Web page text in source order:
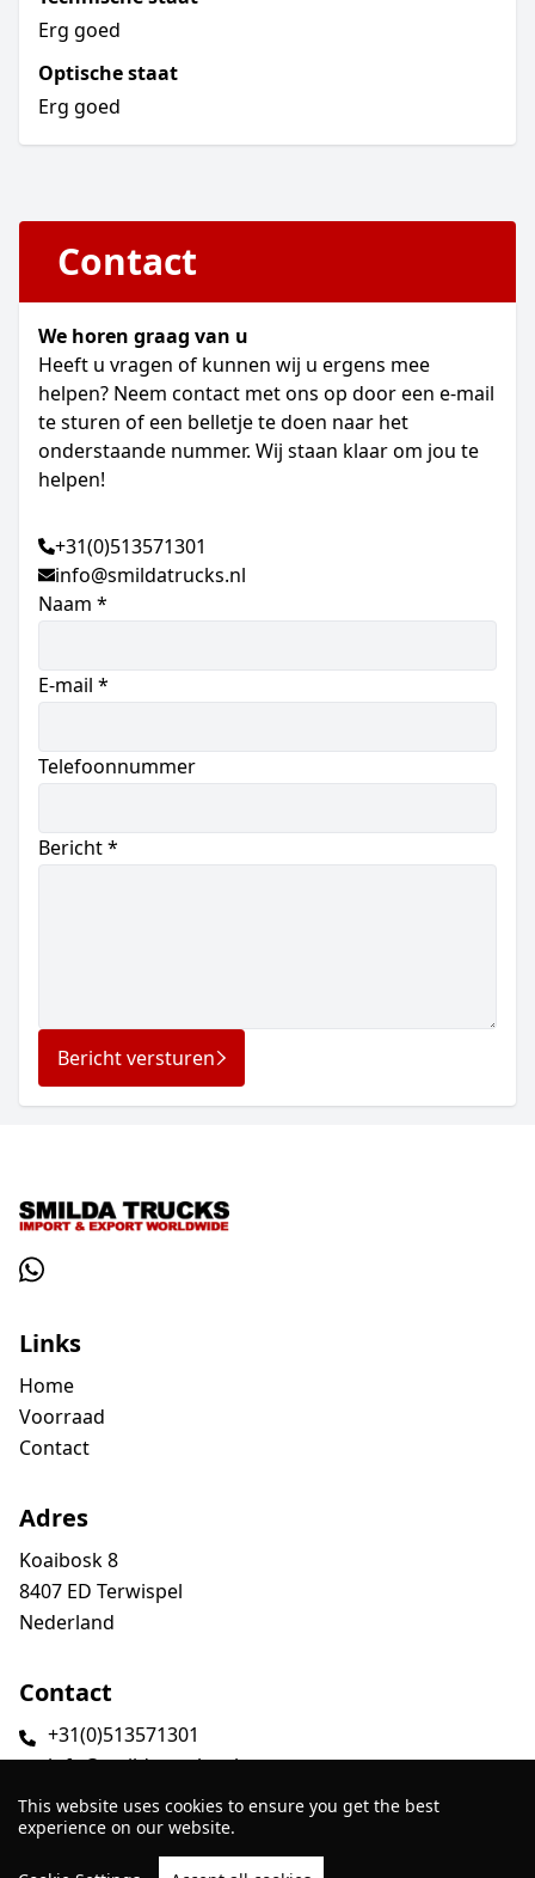
This website uses cookies to ensure you get the best
experience on our website.
Erg goed
Optische staat
Erg goed
Contact
We horen graag van u
Heeft u vragen of kunnen wij u ergens mee
helpen? Neem contact met ons op door een e-mail
te sturen of een belletje te doen naar het
onderstaande nummer. Wij staan klaar om jou te
helpen!
+31(0)513571301
info@smildatrucks.nl
Naam *
E-mail *
Telefoonnummer
Bericht *
Bericht versturen
Links
Home
Voorraad
Contact
Adres
Koaibosk 8
8407 ED Terwispel
Nederland
Contact
+31(0)513571301
info@smildatrucks.nl